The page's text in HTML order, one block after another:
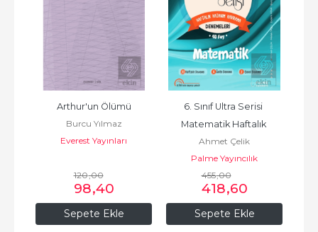
Sepete Ekle
Arthur'un Ölümü
Burcu Yılmaz
Everest Yayınları
120,00
98,40
Sepete Ekle
6. Sınıf Ultra Serisi
Matematik Haftalık
Kazanım Kavrama
Denemeleri 40 Föy
Ahmet Çelik
Palme Yayıncılık
455,00
418,60